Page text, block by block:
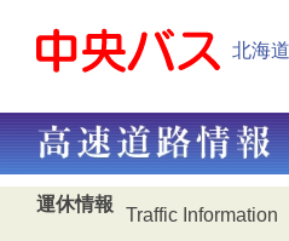
北海
運休情報
Traffic Information